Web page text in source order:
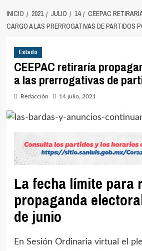
INICIO 2021 JULIO 14
CEEPAC
CARGO A LAS PRERROGATIVAS DE PARTIDOS
Estado
CEEPAC retiraría
a las prerrogativas de
Redacción 14 julio, 2021
La fecha límite para
propaganda
de junio
En Sesión Ordinaria virtual el